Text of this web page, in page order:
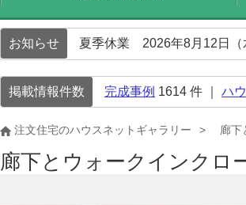
お知らせ 夏季休業 2026年8月12日
掲載情報件数 完成事例 1614 件 ｜ ハ
注文住宅のハウスネットギャラリー 廊下
廊下とウォークインクロ